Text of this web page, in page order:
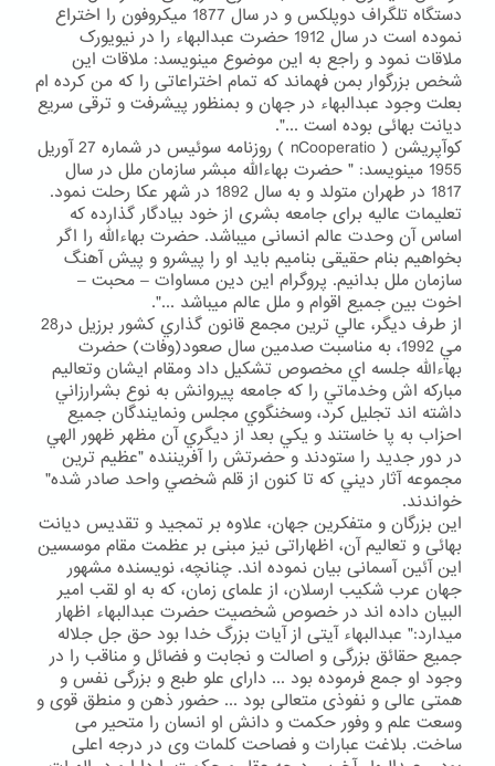
دستگاه تلگراف دوپلکس و در سال 1877 میکروفون را اختراع
نموده است در سال 1912 حضرت عبدالبهاء را در نیویورک
ملاقات نمود و راجع به این موضوع مینویسد: ملاقات این
شخص بزرگوار بمن فهماند که تمام اختراعاتی را که من کرده ام
بعلت وجود عبدالبهاء در جهان و بمنظور پیشرفت و ترقی سریع
دیانت بهائی بوده است ...".
کوآپریشن ( nCooperatio ) روزنامه سوئیس در شماره 27 آوریل
1955 مینویسد: " حضرت بهاءالله مبشر سازمان ملل در سال
1817 در طهران متولد و به سال 1892 در شهر عکا رحلت نمود.
تعلیمات عالیه برای جامعه بشری از خود بیادگار گذارده که
اساس آن وحدت عالم انسانی میباشد. حضرت بهاءالله را اگر
بخواهیم بنام حقیقی بنامیم باید او را پیشرو و پیش آهنگ
سازمان ملل بدانیم. پروگرام این دین مساوات – محبت –
اخوت بین جمیع اقوام و ملل عالم میباشد ...".
از طرف دیگر، عالي ترين مجمع قانون گذاري كشور برزيل در28
مي 1992، به مناسبت صدمين سال صعود(وفات) حضرت
بهاءالله جلسه اي مخصوص تشكيل داد ومقام ايشان وتعاليم
مباركه اش وخدماتي را كه جامعه پيروانش به نوع بشرارزاني
داشته اند تجليل كرد، وسخنگوي مجلس ونمايندگان جميع
احزاب به پا خاستند و يكي بعد از ديگري آن مظهر ظهور الهي
در دور جديد را ستودند و حضرتش را آفريننده "عظيم ترين
مجموعه آثار ديني كه تا كنون از قلم شخصي واحد صادر شده"
خواندند.
این بزرگان و متفکرین جهان، علاوه بر تمجید و تقدیس دیانت
بهائی و تعالیم آن، اظهاراتی نیز مبنی بر عظمت مقام موسسین
این آئین آسمانی بیان نموده اند. چنانچه، نویسنده مشهور
جهان عرب شکیب ارسلان، از علمای زمان، که به او لقب امیر
البیان داده اند در خصوص شخصیت حضرت عبدالبهاء اظهار
میدارد:" عبدالبهاء آیتی از آیات بزرگ خدا بود حق جل جلاله
جمیع حقائق بزرگی و اصالت و نجابت و فضائل و مناقب را در
وجود او جمع فرموده بود ... دارای علو طبع و بزرگی نفس و
همتی عالی و نفوذی متعالی بود ... حضور ذهن و منطق قوی و
وسعت علم و وفور حکمت و دانش او انسان را متحیر می
ساخت. بلاغت عبارات و فصاحت کلمات وی در درجه اعلی